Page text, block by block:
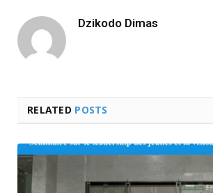
Dzikodo Dimas
RELATED POSTS